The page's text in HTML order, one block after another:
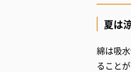
夏は
綿は吸
ること